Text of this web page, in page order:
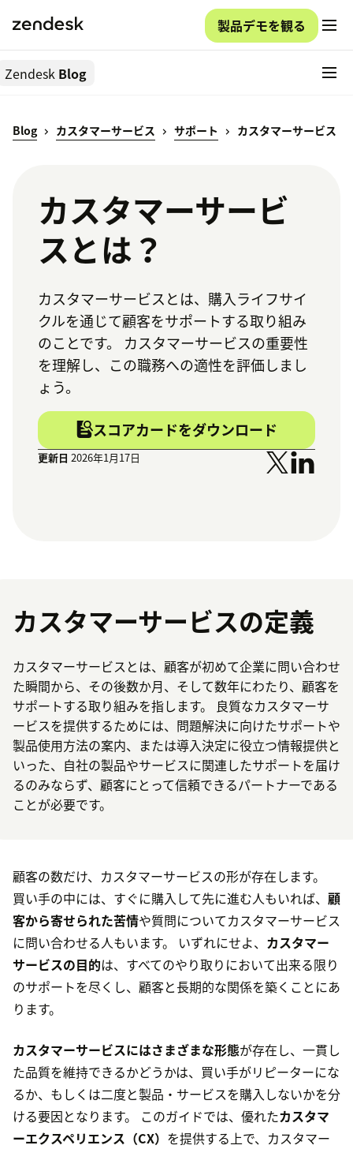
製品デモを観る
Zendesk Blog
Blog カスタマーサービス サポート カスタマーサービス
カスタマーサービ
スとは？
カスタマーサービスとは、購入ライフサイ
クルを通じて顧客をサポートする取り組み
のことです。 カスタマーサービスの重要性
を理解し、この職務への適性を評価しまし
ょう。
スコアカードをダウンロード
更新日 2026年1月17日
カスタマーサービスの定義
カスタマーサービスとは、顧客が初めて企業に問い合わせ
た瞬間から、その後数か月、そして数年にわたり、顧客を
サポートする取り組みを指します。 良質なカスタマーサ
ービスを提供するためには、問題解決に向けたサポートや
製品使用方法の案内、または導入決定に役立つ情報提供と
いった、自社の製品やサービスに関連したサポートを届け
るのみならず、顧客にとって信頼できるパートナーである
ことが必要です。
顧客の数だけ、カスタマーサービスの形が存在します。
買い手の中には、すぐに購入して先に進む人もいれば、 顧
客から寄せられた苦情や質問についてカスタマーサービス
に問い合わせる人もいます。 いずれにせよ、 カスタマー
サービスの目的は、すべてのやり取りにおいて出来る限り
のサポートを尽くし、顧客と長期的な関係を築くことにあ
ります。
カスタマーサービスにはさまざまな形態が存在し、一貫し
た品質を維持できるかどうかは、買い手がリピーターにな
るか、もしくは二度と製品・サービスを購入しないかを分
ける要因となります。 このガイドでは、優れたカスタマ
ーエクスペリエンス（CX） を提供する上で、カスタマー